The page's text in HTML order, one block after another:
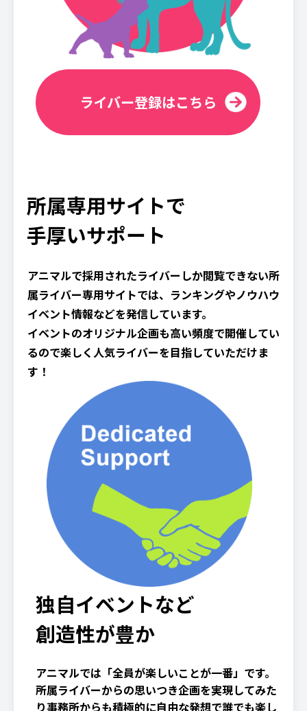
ライバー登録はこちら
所属専用サイトで
手厚いサポート
アニマルで採用されたライバーしか閲覧できない所
属ライバー専用サイトでは、ランキングやノウハウ
イベント情報などを発信しています。
イベントのオリジナル企画も高い頻度で開催してい
るので楽しく人気ライバーを目指していただけま
す！
独自イベントなど
創造性が豊か
アニマルでは「全員が楽しいことが一番」です。
所属ライバーからの思いつき企画を実現してみた
り事務所からも積極的に自由な発想で誰でも楽し